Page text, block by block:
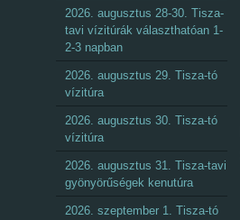
2026. augusztus 28-30. Tisza-
tavi vízitúrák választhatóan 1-
2-3 napban
2026. augusztus 29. Tisza-tó
vízitúra
2026. augusztus 30. Tisza-tó
vízitúra
2026. augusztus 31. Tisza-tavi
gyönyörűségek kenutúra
2026. szeptember 1. Tisza-tó